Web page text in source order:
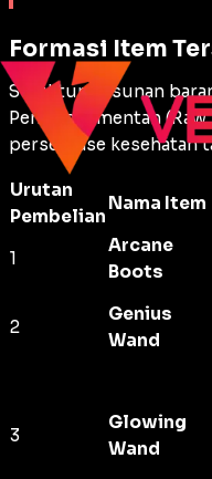
Formasi Item
Struktur susunan
Penetrasi mentah (
persentase kesehatan
Urutan
Pembelian
Nama Item
1
Arcane
Boots
2
Genius
Wand
3
Glowing
Wand